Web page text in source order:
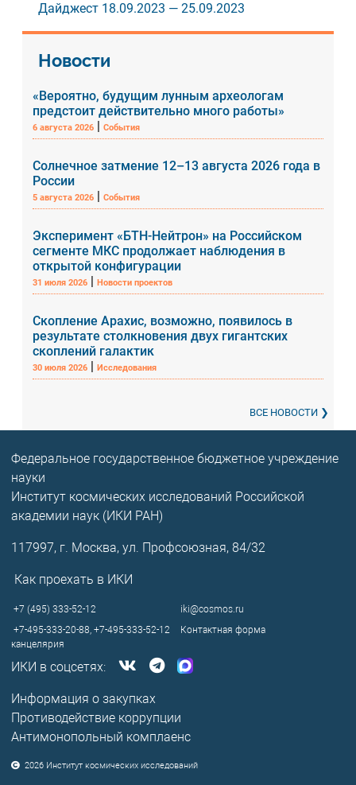
Дайджест 18.09.2023 — 25.09.2023
Новости
«Вероятно, будущим лунным археологам
предстоит действительно много работы»
6 августа 2026 |События
Солнечное затмение 12–13 августа 2026 года в
России
5 августа 2026 |События
Эксперимент «БТН-Нейтрон» на Российском
сегменте МКС продолжает наблюдения в
открытой конфигурации
31 июля 2026 |Новости проектов
Скопление Арахис, возможно, появилось в
результате столкновения двух гигантских
скоплений галактик
30 июля 2026 |Исследования
ВСЕ НОВОСТИ
Федеральное государственное бюджетное учреждение
науки
Институт космических исследований Российской
академии наук (ИКИ РАН)
117997, г. Москва, ул. Профсоюзная, 84/32
Как проехать в ИКИ
+7 (495) 333-52-12
iki@cosmos.ru
+7-495-333-20-88,+7-495-333-52-12
канцелярия
Контактная форма
ИКИ в соцсетях:
Информация о закупках
Противодействие коррупции
Антимонопольный комплаенс
2026 Институт космических исследований